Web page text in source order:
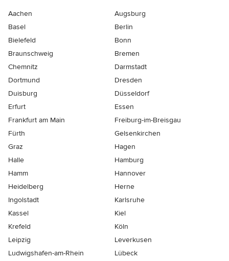
Aachen
Augsburg
Basel
Berlin
Bielefeld
Bonn
Braunschweig
Bremen
Chemnitz
Darmstadt
Dortmund
Dresden
Duisburg
Düsseldorf
Erfurt
Essen
Frankfurt am Main
Freiburg-im-Breisgau
Fürth
Gelsenkirchen
Graz
Hagen
Halle
Hamburg
Hamm
Hannover
Heidelberg
Herne
Ingolstadt
Karlsruhe
Kassel
Kiel
Krefeld
Köln
Leipzig
Leverkusen
Ludwigshafen-am-Rhein
Lübeck